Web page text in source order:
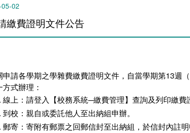
02
繳費證明文件公告
申請各學期之學雜費繳費證明文件，自當學期第13週
式辦理：
線上：請登入【校務系統─繳費管理】查詢及列印繳費
到校：親自或委託他人至出納組申辦。
郵寄：寄附有郵票之回郵信封至出納組，於信封內註